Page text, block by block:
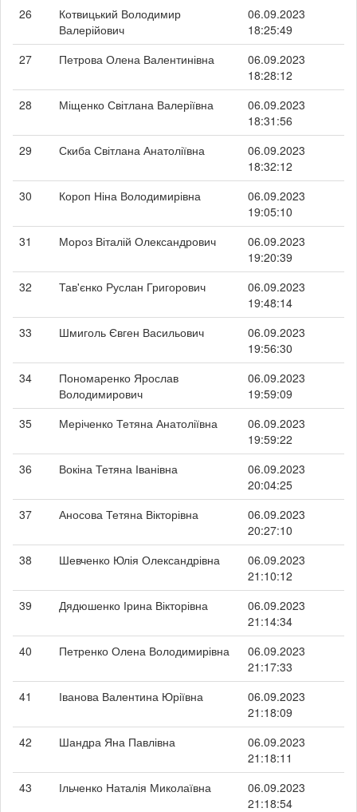
26
Котвицький Володимир
Валерійович
06.09.2023
18:25:49
27
Петрова Олена Валентинівна
06.09.2023
18:28:12
28
Міщенко Світлана Валеріївна
06.09.2023
18:31:56
29
Скиба Світлана Анатоліївна
06.09.2023
18:32:12
30
Короп Ніна Володимирівна
06.09.2023
19:05:10
31
Мороз Віталій Олександрович
06.09.2023
19:20:39
32
Тав'єнко Руслан Григорович
06.09.2023
19:48:14
33
Шмиголь Євген Васильович
06.09.2023
19:56:30
34
Пономаренко Ярослав
Володимирович
06.09.2023
19:59:09
35
Меріченко Тетяна Анатоліївна
06.09.2023
19:59:22
36
Вокіна Тетяна Іванівна
06.09.2023
20:04:25
37
Аносова Тетяна Вікторівна
06.09.2023
20:27:10
38
Шевченко Юлія Олександрівна
06.09.2023
21:10:12
39
Дядюшенко Ірина Вікторівна
06.09.2023
21:14:34
40
Петренко Олена Володимирівна
06.09.2023
21:17:33
41
Іванова Валентина Юріївна
06.09.2023
21:18:09
42
Шандра Яна Павлівна
06.09.2023
21:18:11
43
Ільченко Наталія Миколаївна
06.09.2023
21:18:54